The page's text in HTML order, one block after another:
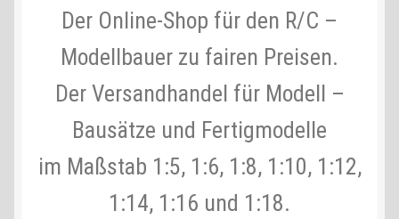
Ablauf einer Bestellung
Liefer- und Versandkosten
Zahlungsarten
Lieferzeit & Verfügbarkeit
Der Online-Shop für den R/C –
Modellbauer zu fairen Preisen.
Der Versandhandel für Modell –
Bausätze und Fertigmodelle
im Maßstab 1:5, 1:6, 1:8, 1:10, 1:12,
1:14, 1:16 und 1:18.